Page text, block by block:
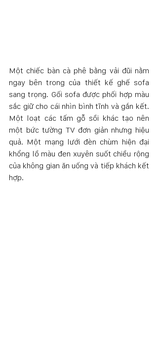
Một chiếc bàn cà phê bằng vải đũi nằm
ngay bên trong của thiết kế ghế sofa
sang trọng. Gối sofa được phối hợp màu
sắc giữ cho cái nhìn bình tĩnh và gắn kết.
Một loạt các tấm gỗ sồi khác tạo nên
một bức tường TV đơn giản nhưng hiệu
quả. Một mạng lưới đèn chùm hiện đại
khổng lồ màu đen xuyên suốt chiều rộng
của không gian ăn uống và tiếp khách kết
hợp.